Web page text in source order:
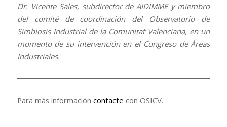
Dr. Vicente Sales, subdirector de AIDIMME y miembro
del comité de coordinación del Observatorio de
Simbiosis Industrial de la Comunitat Valenciana, en un
momento de su intervención en el Congreso de Áreas
Industriales.
Para más información contacte con OSICV.